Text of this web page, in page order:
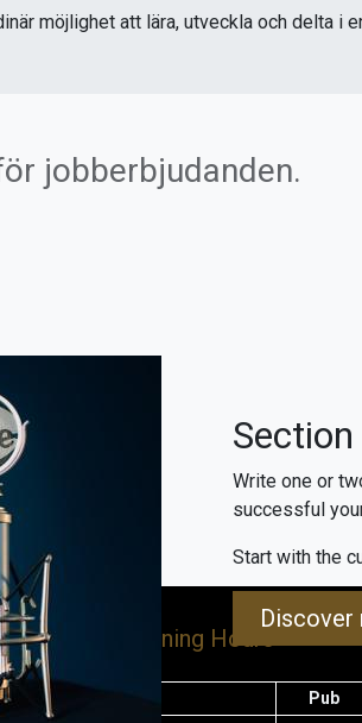
möjlighet att lära, utveckla och delta i
jobberbjudanden.
litet
i hjärtat
Opening Hours
Pub
Write one or
successful
Start with the
Discover